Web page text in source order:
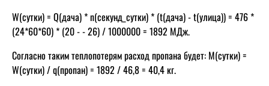
W(сутки) = Q(дача) * n(секунд_сутки) * (t(дача) - t(улица)) = 476 *
(24*60*60) * (20 - - 26) / 1000000 = 1892 МДж.
Согласно таким теплопотерям расход пропана будет: М(сутки) =
W(сутки) / q(пропан) = 1892 / 46,8 = 40,4 кг.